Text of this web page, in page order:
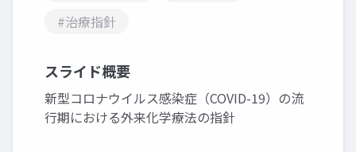
#治療指針
スライド概要
新型コロナウイルス感染症（COVID-19）の流
行期における外来化学療法の指針